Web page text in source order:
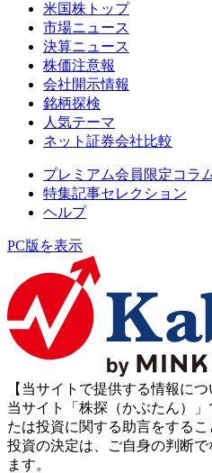
米国株トップ
市場ニュース
決算ニュース
株価注意報
会社開示情報
銘柄探検
人気テーマ
ネット証券会社比較
プレミアム会員限定コラ
特集記事セレクション
ヘルプ
PC版を表示
【当サイトで提供する情報につ
当サイト「株探（かぶたん）
たは投資に関する助言をするこ
投資の決定は、ご自身の判断
ます。